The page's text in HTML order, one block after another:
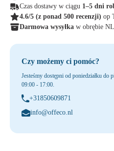
Czas dostawy w ciągu 1–5 dni
4.6/5 (z ponad 500 recenzji) op
Darmowa wysyłka w obrębie
Czy możemy ci pomóc?
Jesteśmy dostępni od poniedziałku do
09:00 - 17:00.
+31850609871
info@offeco.nl